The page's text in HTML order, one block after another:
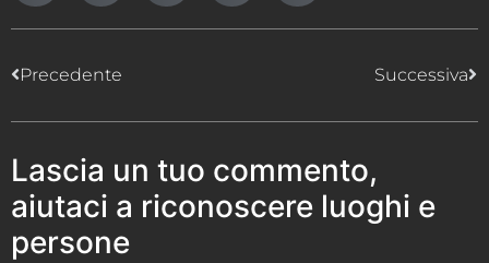
Precedente Successiva
Lascia un tuo commento,
aiutaci a riconoscere luoghi e
persone